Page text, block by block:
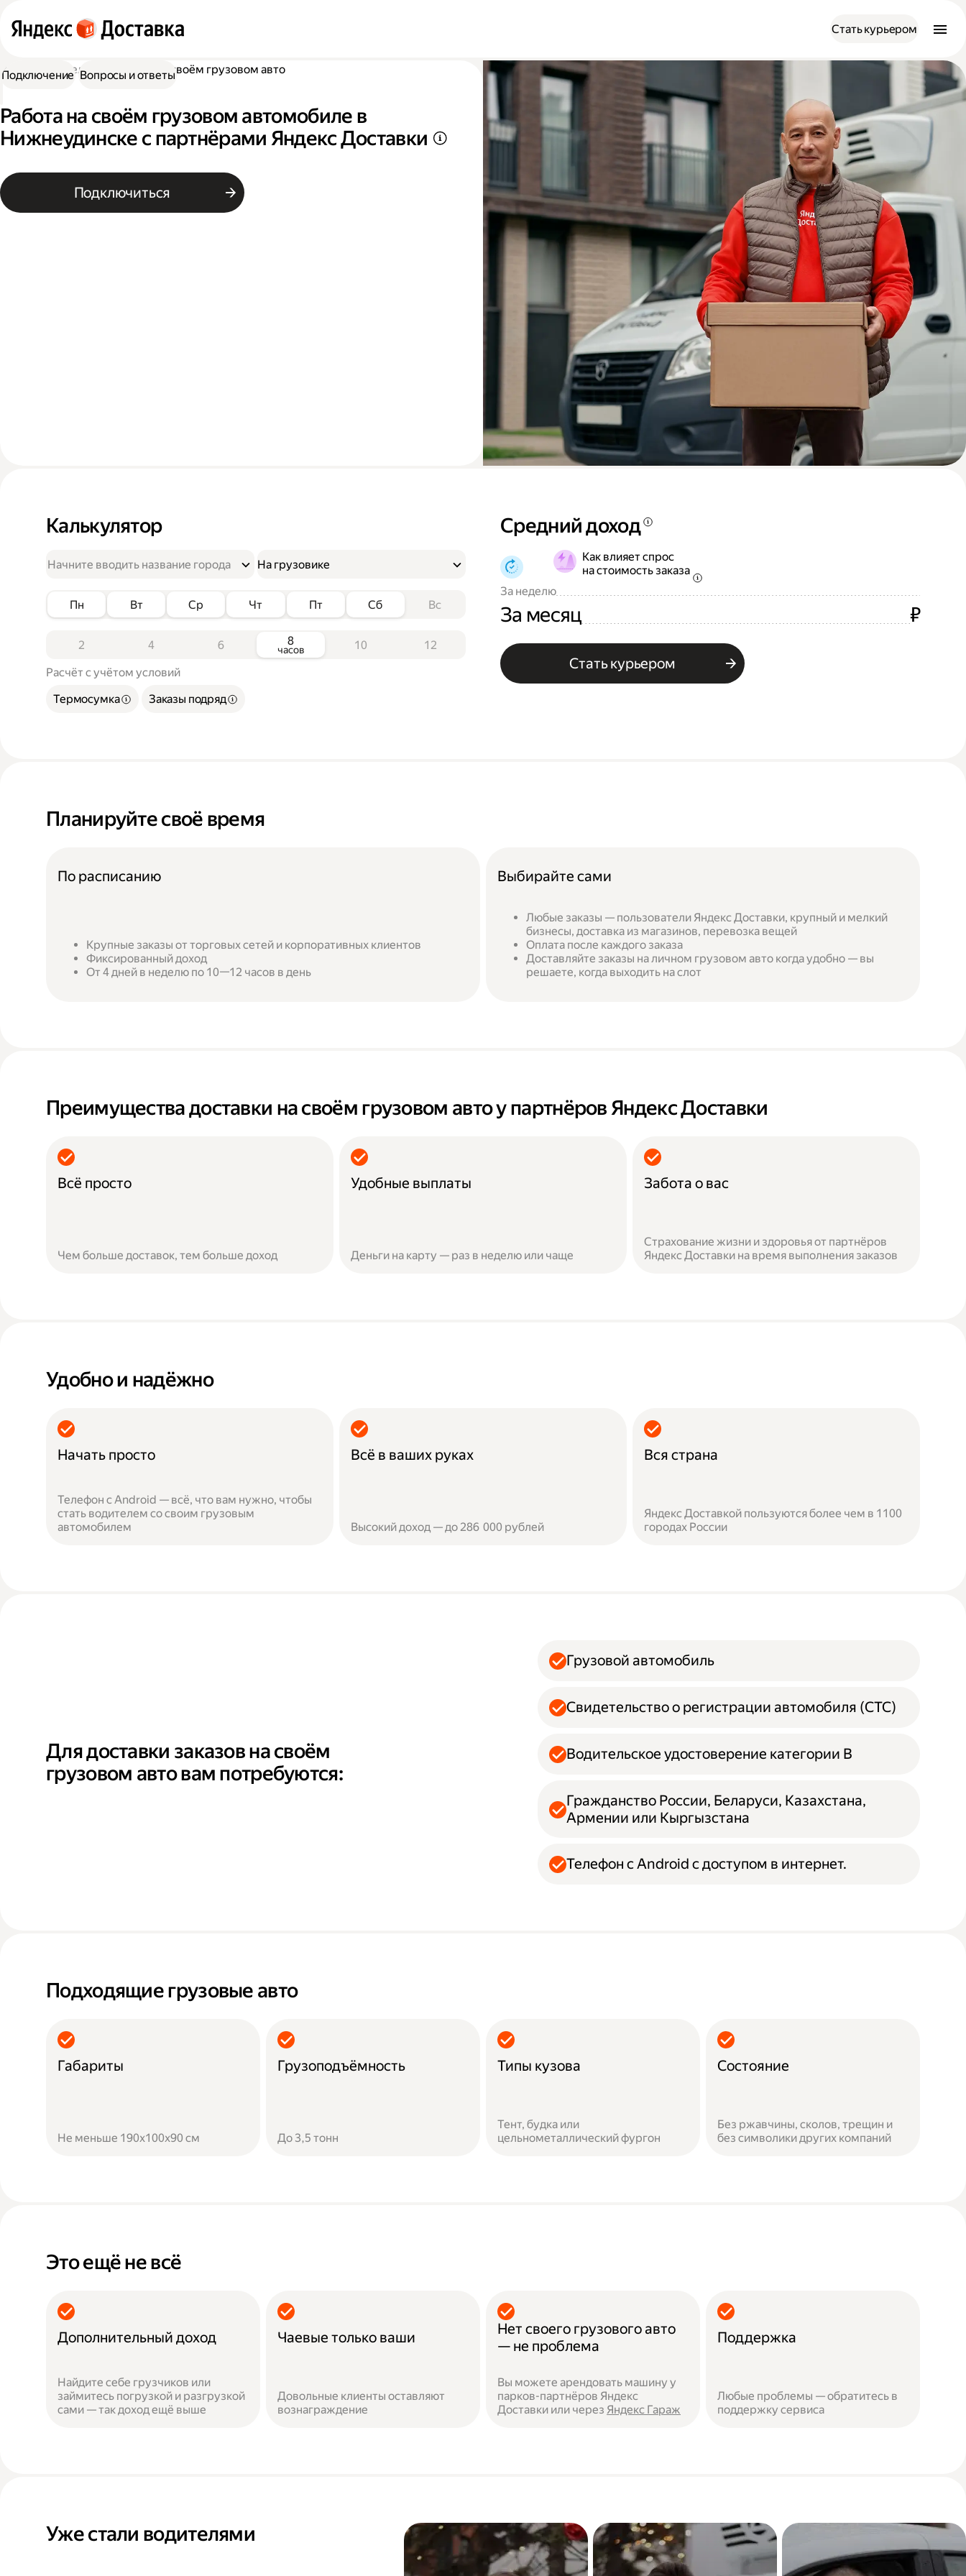
Стать курьером
Работа водителем Работа на своём грузовом авто
Работа на своём грузовом автомобиле в
Нижнеудинске с партнёрами Яндекс Доставки
Подключиться
Подключение Вопросы и ответы
Калькулятор
На грузовике
Пн Вт Ср Чт Пт Сб Вс
2 4 6 8
часов 10 12
Расчёт с учётом условий
Термосумка
Заказы подряд
Средний доход
Как влияет спрос
на стоимость заказа
За неделю
За месяц ₽
Стать курьером
Планируйте своё время
По расписанию
Крупные заказы от торговых сетей и корпоративных клиентов
Фиксированный доход
От 4 дней в неделю по 10—12 часов в день
Выбирайте сами
Любые заказы — пользователи Яндекс Доставки, крупный и мелкий
бизнесы, доставка из магазинов, перевозка вещей
Оплата после каждого заказа
Доставляйте заказы на личном грузовом авто когда удобно — вы
решаете, когда выходить на слот
Преимущества доставки на своём грузовом авто у партнёров Яндекс Доставки
Всё просто
Чем больше доставок, тем больше доход
Удобные выплаты
Деньги на карту — раз в неделю или чаще
Забота о вас
Страхование жизни и здоровья от партнёров
Яндекс Доставки на время выполнения заказов
Удобно и надёжно
Начать просто
Телефон с Android — всё, что вам нужно, чтобы
стать водителем со своим грузовым
автомобилем
Всё в ваших руках
Высокий доход — до 286 000 рублей
Вся страна
Яндекс Доставкой пользуются более чем в 1100
городах России
Для доставки заказов на своём
грузовом авто вам потребуются:
Грузовой автомобиль
Свидетельство о регистрации автомобиля (СТС)
Водительское удостоверение категории B
Гражданство России, Беларуси, Казахстана,
Армении или Кыргызстана
Телефон с Android с доступом в интернет.
Подходящие грузовые авто
Габариты
Не меньше 190х100х90 см
Грузоподъёмность
До 3,5 тонн
Типы кузова
Тент, будка или
цельнометаллический фургон
Состояние
Без ржавчины, сколов, трещин и
без символики других компаний
Это ещё не всё
Дополнительный доход
Найдите себе грузчиков или
займитесь погрузкой и разгрузкой
сами — так доход ещё выше
Чаевые только ваши
Довольные клиенты оставляют
вознаграждение
Нет своего грузового авто
— не проблема
Вы можете арендовать машину у
парков-партнёров Яндекс
Доставки или через Яндекс Гараж
Поддержка
Любые проблемы — обратитесь в
поддержку сервиса
Уже стали водителями